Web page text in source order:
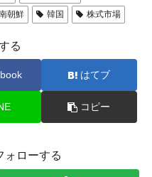
朝鮮 韓国 株式市場
る
はてブ
コピー
ォローする